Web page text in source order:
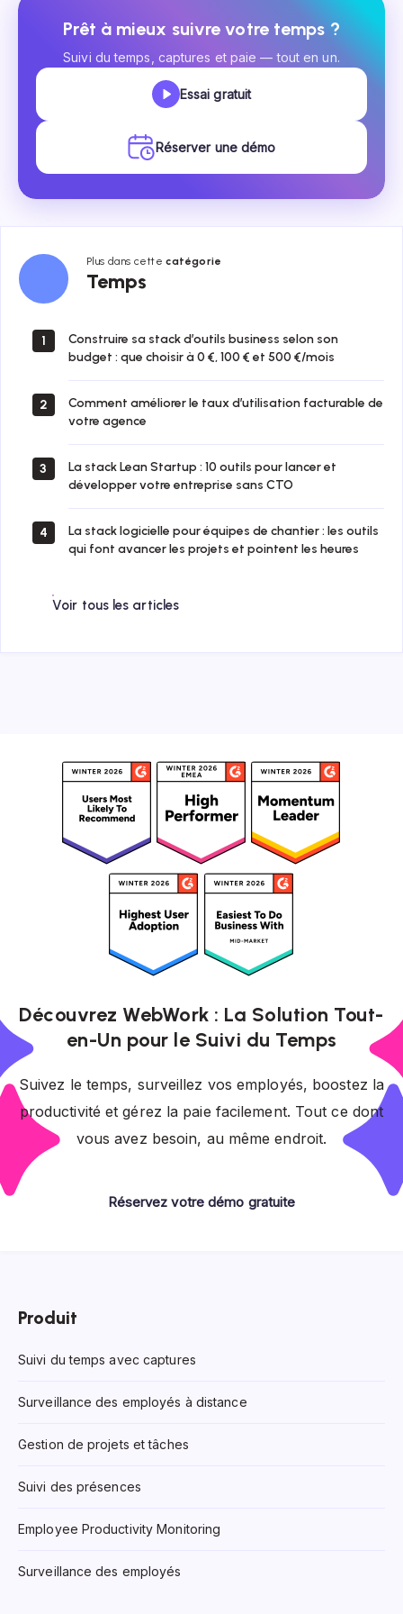
Prêt à mieux suivre votre temps ?
Suivi du temps, captures et paie — tout en un.
Essai gratuit
Réserver une démo
Plus dans cettecatégorie
Temps
Temps
1
Construire sa stack d’outils business selon son
budget : que choisir à 0 €, 100 € et 500 €/mois
2
Comment améliorer le taux d’utilisation facturable de
votre agence
3
La stack Lean Startup : 10 outils pour lancer et
développer votre entreprise sans CTO
4
La stack logicielle pour équipes de chantier : les outils
qui font avancer les projets et pointent les heures
Voir tous les articles
Découvrez WebWork : La Solution Tout-
en-Un pour le Suivi du Temps
Suivez le temps, surveillez vos employés, boostez la
productivité et gérez la paie facilement. Tout ce dont
vous avez besoin, au même endroit.
Réservez votre démo gratuite
Produit
Suivi du temps avec captures
Surveillance des employés à distance
Gestion de projets et tâches
Suivi des présences
Employee Productivity Monitoring
Surveillance des employés